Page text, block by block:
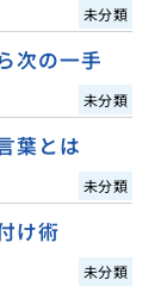
未分類
次の一手
未分類
葉とは
未分類
け術
未分類